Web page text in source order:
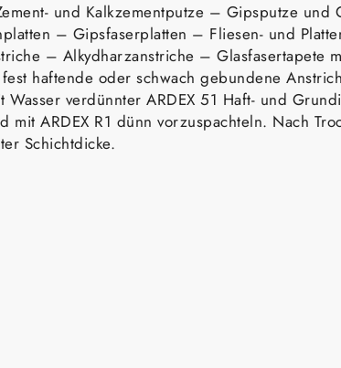
und Kalkzementputze – Gipsputze
– Gipsfaserplatten – Fliesen- und
– Alkydharzanstriche – Glasfasertapete
haftende oder schwach gebundene
verdünnter ARDEX 51 Haft- und
mit ARDEX R1 dünn vorzuspachteln. Nach
Schichtdicke.